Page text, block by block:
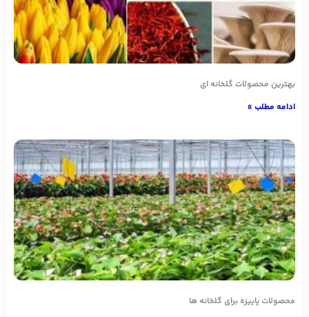
بهترین محصولات گلخانه ای
ادامه مطلب »
محصولات پاییزه برای گلخانه ها